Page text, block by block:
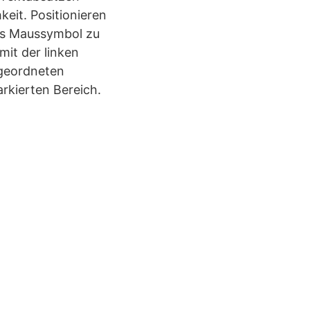
Positionieren
Maussymbol zu
der linken
Bereich.